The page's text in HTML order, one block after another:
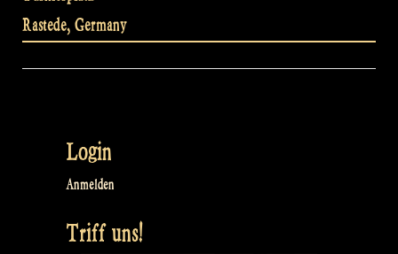
Rastede, Germany
Login
Anmelden
Triff uns!